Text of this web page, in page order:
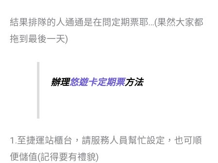
結果排隊的人通通是在問定期票耶…(果然大家都
拖到最後一天)
辦理悠遊卡定期票方法
1.至捷運站櫃台，請服務人員幫忙設定，也可順
便儲值(記得要有禮貌)